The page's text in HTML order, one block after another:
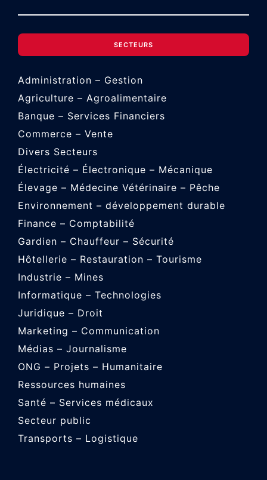
SECTEURS
Administration – Gestion
Agriculture – Agroalimentaire
Banque – Services Financiers
Commerce – Vente
Divers Secteurs
Électricité – Électronique – Mécanique
Élevage – Médecine Vétérinaire – Pêche
Environnement – développement durable
Finance – Comptabilité
Gardien – Chauffeur – Sécurité
Hôtellerie – Restauration – Tourisme
Industrie – Mines
Informatique – Technologies
Juridique – Droit
Marketing – Communication
Médias – Journalisme
ONG – Projets – Humanitaire
Ressources humaines
Santé – Services médicaux
Secteur public
Transports – Logistique